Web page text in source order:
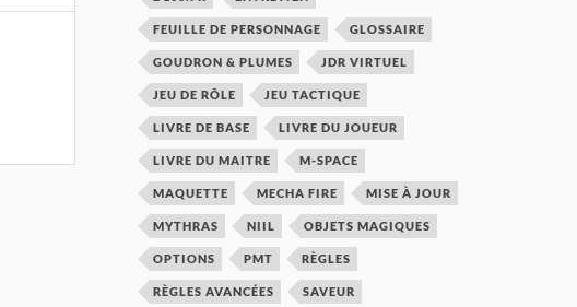
FEUILLE DE PERSONNAGE GLOSSAIRE
GOUDRON & PLUMES JDR VIRTUEL
JEU DE RÔLE JEU TACTIQUE
LIVRE DE BASE LIVRE DU JOUEUR
LIVRE DU MAITRE M-SPACE
MAQUETTE MECHA FIRE MISE À JOUR
MYTHRAS NIIL OBJETS MAGIQUES
OPTIONS PMT RÈGLES
RÈGLES AVANCÉES SAVEUR